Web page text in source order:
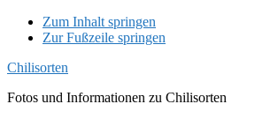
Zum Inhalt springen
Zur Fußzeile springen
Chilisorten
Fotos und Informationen zu Chilisorten